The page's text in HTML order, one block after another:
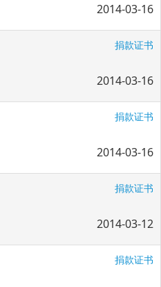
2014-03-16
捐款证书
2014-03-16
捐款证书
2014-03-16
捐款证书
2014-03-12
捐款证书